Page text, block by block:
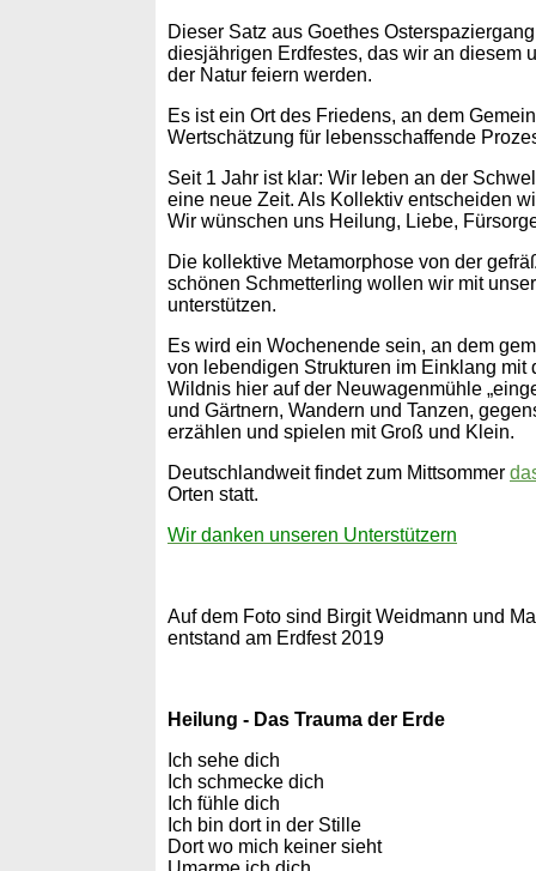
Dieser Satz aus Goethes
diesjährigen Erdfestes, das wir an diesem
der Natur feiern werden.
Es ist ein Ort des Friedens, an dem
Wertschätzung für lebensschaffende
Seit 1 Jahr ist klar: Wir leben an der
eine neue Zeit. Als Kollektiv entscheiden
Wir wünschen uns Heilung, Liebe,
Die kollektive Metamorphose von der
schönen Schmetterling wollen wir mit
unterstützen.
Es wird ein Wochenende sein, an dem
von lebendigen Strukturen im Einklang mit
Wildnis hier auf der Neuwagenmühle
und Gärtnern, Wandern und Tanzen,
erzählen und spielen mit Groß und Klein.
Deutschlandweit findet zum Mittsommer
Orten statt.
Wir danken unseren Unterstützern
Auf dem Foto sind Birgit Weidmann und
entstand am Erdfest 2019
Heilung - Das Trauma der Erde
Ich sehe dich
Ich schmecke dich
Ich fühle dich
Ich bin dort in der Stille
Dort wo mich keiner sieht